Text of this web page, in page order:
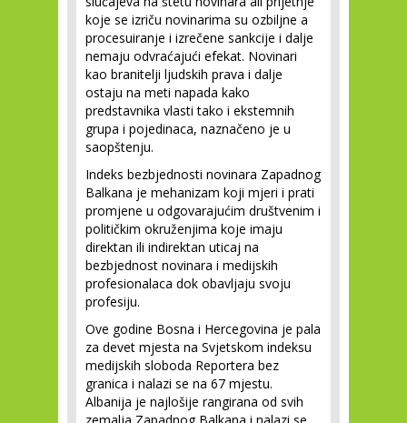
koje se izriču novinarima su ozbiljne a
procesuiranje i izrečene sankcije i dalje
nemaju odvraćajući efekat. Novinari
kao branitelji ljudskih prava i dalje
ostaju na meti napada kako
predstavnika vlasti tako i ekstemnih
grupa i pojedinaca, naznačeno je u
saopštenju.
Indeks bezbjednosti novinara Zapadnog
Balkana je mehanizam koji mjeri i prati
promjene u odgovarajućim društvenim i
političkim okruženjima koje imaju
direktan ili indirektan uticaj na
bezbjednost novinara i medijskih
profesionalaca dok obavljaju svoju
profesiju.
Ove godine Bosna i Hercegovina je pala
za devet mjesta na Svjetskom indeksu
medijskih sloboda Reportera bez
granica i nalazi se na 67 mjestu.
Albanija je najlošije rangirana od svih